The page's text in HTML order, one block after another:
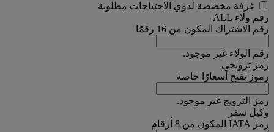
غرفة مخصصة لذوي الاحتياجات مطلوبة
رقم ولاء ALL
رقم الاشتراك المكون من 16 رقمًا
رقم الولاء غير موجود.
رمز ترويجي
رموز تفتح أسعارًا خاصة
رمز الترويج غير موجود.
وكيل سفر
رمز IATA المكون من 8 أرقام